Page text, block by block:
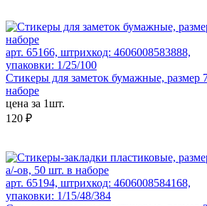
арт. 65166, штрихкод: 4606008583888,
упаковки: 1/25/100
Стикеры для заметок бумажные, размер
наборе
цена за 1шт.
120 ₽
арт. 65194, штрихкод: 4606008584168,
упаковки: 1/15/48/384